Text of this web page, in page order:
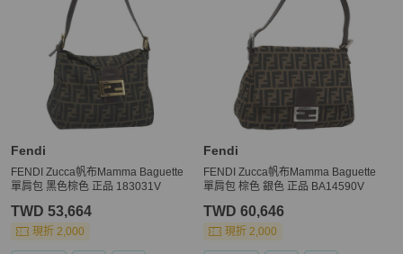
rand Street 購買，我方協助進行鑑定和訂購，因此我方無法代替賣
方（Brand Street）行使是否同意退貨的權利，Brand Street 是日本
老牌中古店，對於品質和信譽均有良好的把關，敬請放心購買。
★ 買家一旦依照 PopChill 平台所定方式、條件及流程完成下單，即
表示願意依照本服務約定條款及相關網頁上所載明的約定內容、交易
條件、退貨政策或限制。
★ 商品通過鑑定（鑑證）後，PopChill 依法將會開立「訂單金額」全
額的台灣統一發票，以電子發票形式寄至買家提供之電郵信箱。
Fendi
FENDI Zucca帆布Mamma Baguette
單肩包 黑色棕色 正品 183031V
TWD 53,664
現折 2,000
Fendi
FENDI Zucca帆布Mamma Baguette
單肩包 棕色 銀色 正品 BA14590V
TWD 60,646
現折 2,000